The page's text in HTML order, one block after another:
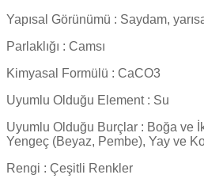
Yapısal Görünümü : Saydam,
Parlaklığı : Camsı
Kimyasal Formülü : CaCO3
Uyumlu Olduğu Element : Su
Uyumlu Olduğu Burçlar : Boğa ve
Yengeç (Beyaz, Pembe), Yay ve
Rengi : Çeşitli Renkler